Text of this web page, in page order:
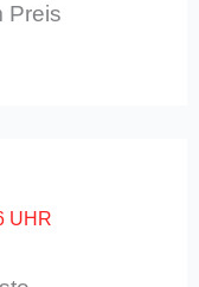
Preis
UHR